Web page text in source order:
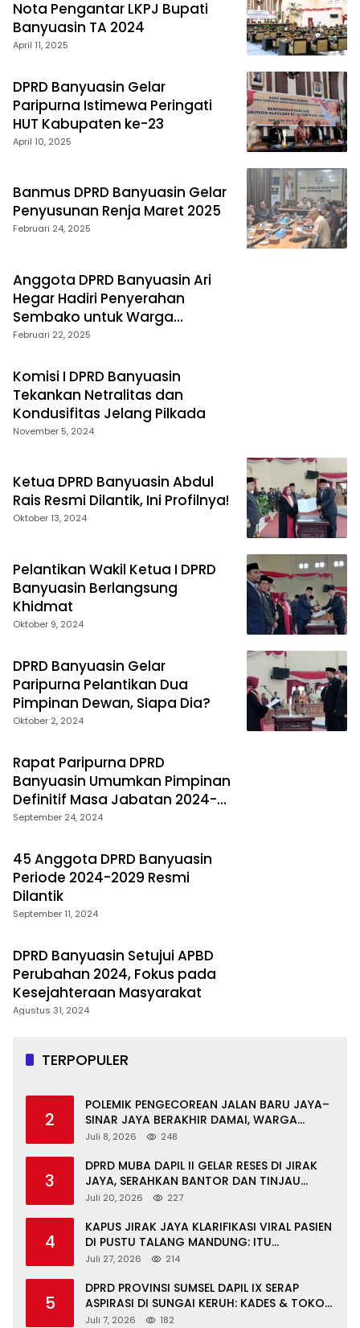
Nota Pengantar LKPJ Bupati
Banyuasin TA 2024
April 11, 2025
DPRD Banyuasin Gelar
Paripurna Istimewa Peringati
HUT Kabupaten ke-23
April 10, 2025
Banmus DPRD Banyuasin Gelar
Penyusunan Renja Maret 2025
Februari 24, 2025
Anggota DPRD Banyuasin Ari
Hegar Hadiri Penyerahan
Sembako untuk Warga
Terdampak Banjir
Februari 22, 2025
Komisi I DPRD Banyuasin
Tekankan Netralitas dan
Kondusifitas Jelang Pilkada
November 5, 2024
Ketua DPRD Banyuasin Abdul
Rais Resmi Dilantik, Ini Profilnya!
Oktober 13, 2024
Pelantikan Wakil Ketua I DPRD
Banyuasin Berlangsung
Khidmat
Oktober 9, 2024
DPRD Banyuasin Gelar
Paripurna Pelantikan Dua
Pimpinan Dewan, Siapa Dia?
Oktober 2, 2024
Rapat Paripurna DPRD
Banyuasin Umumkan Pimpinan
Definitif Masa Jabatan 2024-
2029
September 24, 2024
45 Anggota DPRD Banyuasin
Periode 2024-2029 Resmi
Dilantik
September 11, 2024
DPRD Banyuasin Setujui APBD
Perubahan 2024, Fokus pada
Kesejahteraan Masyarakat
Agustus 31, 2024
TERPOPULER
2
POLEMIK PENGECOREAN JALAN BARU JAYA–
SINAR JAYA BERAKHIR DAMAI, WARGA
APRESIASI PERAN FORKOPIMCAM DAN DPRD
Juli 8, 2026 248
3
DPRD MUBA DAPIL II GELAR RESES DI JIRAK
JAYA, SERAHKAN BANTOR DAN TINJAU
JALAN RUSAK SERTA TPS 3R
Juli 20, 2026 227
4
KAPUS JIRAK JAYA KLARIFIKASI VIRAL PASIEN
DI PUSTU TALANG MANDUNG: ITU
MISKOMUNIKASI
Juli 27, 2026 214
5
DPRD PROVINSI SUMSEL DAPIL IX SERAP
ASPIRASI DI SUNGAI KERUH: KADES & TOKOH
DESAK INFRASTRUKTUR, PENDIDIKAN,
Juli 7, 2026 182